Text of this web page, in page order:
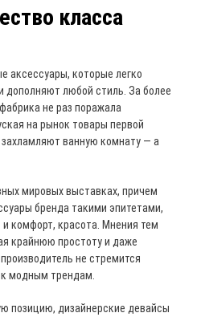
класса
аксессуары, которые легко
дополняют любой стиль. За более
не раз поражала
на рынок товары первой
ванную комнату — а
мировых выставках, причем
бренда такими эпитетами,
и комфорт, красота. Мнения тем
крайнюю простоту и даже
не стремится
модным трендам.
позицию, дизайнерские девайсы